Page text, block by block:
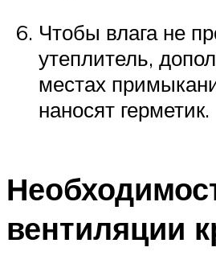
Чтобы влага не
утеплитель,
местах
наносят герметик.
вентиляции